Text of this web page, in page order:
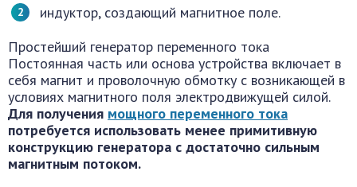
индуктор, создающий магнитное поле.
Простейший генератор переменного тока
Постоянная часть или основа устройства включает в
себя магнит и проволочную обмотку с возникающей в
условиях магнитного поля электродвижущей силой.
Для получения мощного переменного тока
потребуется использовать менее примитивную
конструкцию генератора с достаточно сильным
магнитным потоком.